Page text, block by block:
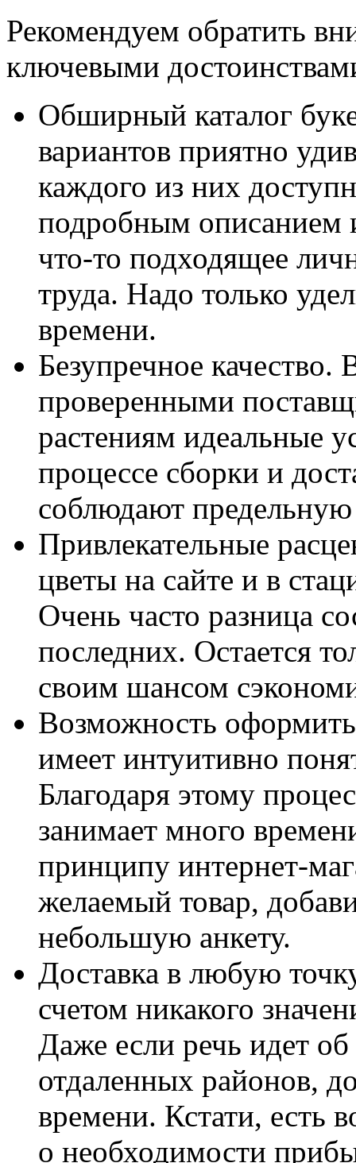
Рекомендуем обратить
ключевыми
Обширный каталог
вариантов приятно
каждого из них
подробным описанием
что-то подходящее
труда. Надо только
времени.
Безупречное качество.
проверенными
растениям идеальные
процессе сборки и
соблюдают
Привлекательные
цветы на сайте и в
Очень часто разница
последних. Остается
своим шансом
Возможность оформить
имеет интуитивно
Благодаря этому
занимает много
принципу интернет-
желаемый товар,
небольшую анкету.
Доставка в любую
счетом никакого
Даже если речь идет
отдаленных районов,
времени. Кстати, есть
о необходимости